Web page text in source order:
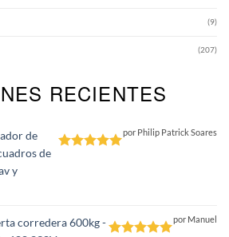
(9)
(207)
RECIENTES
de
de
y
por Philip Patrick Soares
corredera 600kg -
por Manuel